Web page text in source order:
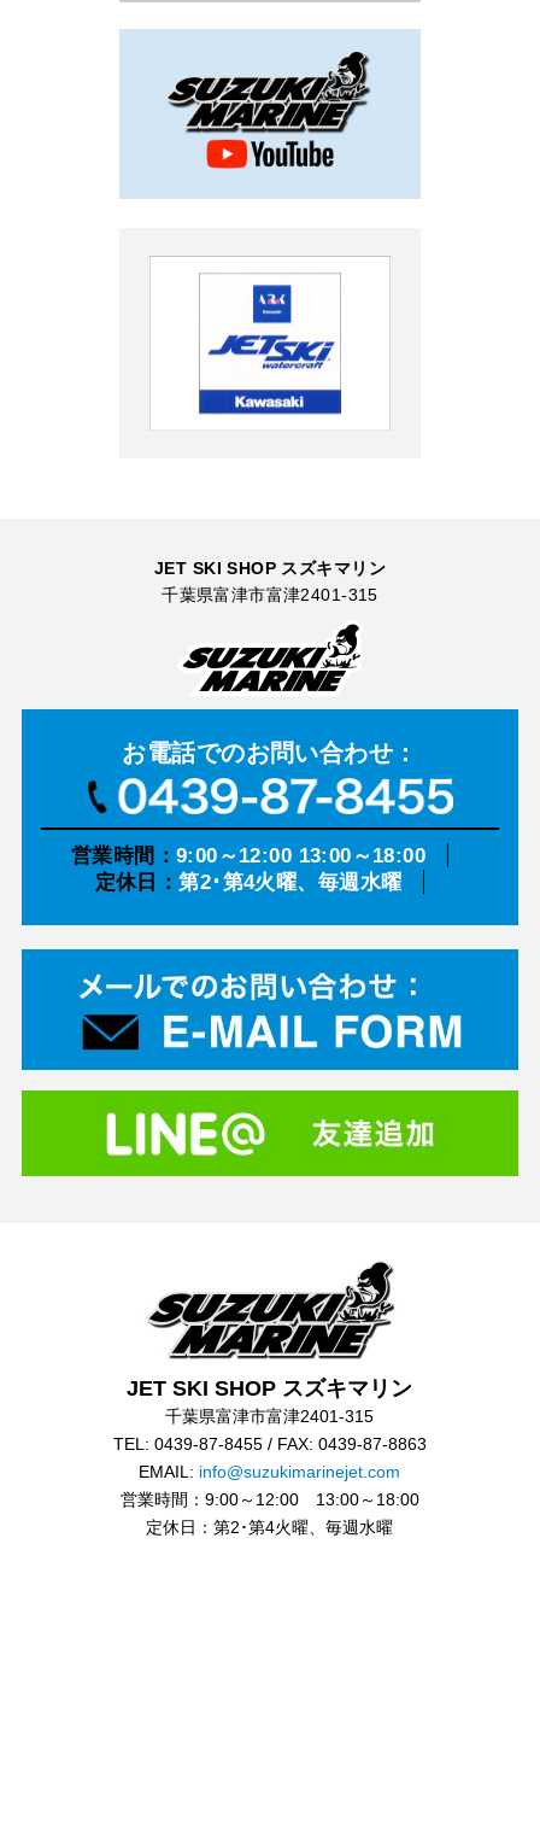
JET SKI SHOP スズキマリン
千葉県富津市富津2401-315
お電話でのお問い合わせ：
営業時間： 9:00～12:00 13:00～18:00
定休日：第2･第4火曜、毎週水曜
JET SKI SHOP スズキマリン
千葉県富津市富津2401-315
TEL: 0439-87-8455 / FAX: 0439-87-8863
EMAIL: info@suzukimarinejet.com
営業時間：9:00～12:00 13:00～18:00
定休日：第2･第4火曜、毎週水曜